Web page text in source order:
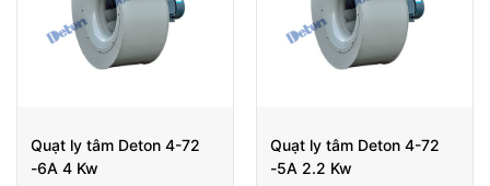
Quạt ly tâm Deton 4-72
-6A 4 Kw
Quạt ly tâm Deton 4-72
-5A 2.2 Kw